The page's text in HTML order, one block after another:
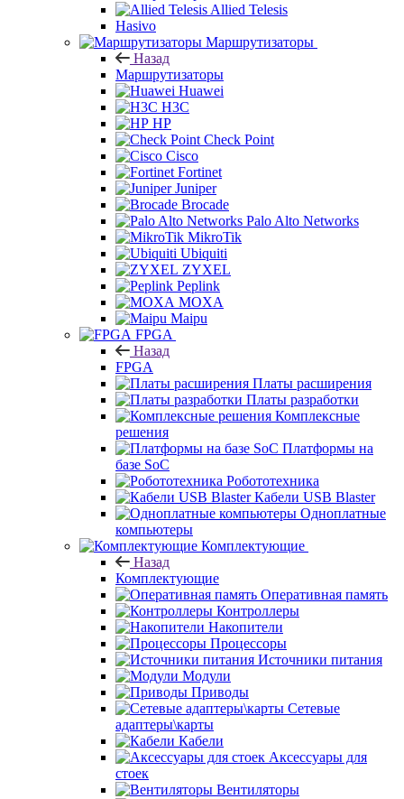
Allied Telesis
Hasivo
Маршрутизаторы
Назад
Маршрутизаторы
Huawei
H3C
HP
Check Point
Cisco
Fortinet
Juniper
Brocade
Palo Alto Networks
MikroTik
Ubiquiti
ZYXEL
Peplink
MOXA
Maipu
FPGA
Назад
FPGA
Платы расширения
Платы разработки
Комплексные
решения
Платформы на
базе SoC
Робототехника
Кабели USB Blaster
Одноплатные
компьютеры
Комплектующие
Назад
Комплектующие
Оперативная память
Контроллеры
Накопители
Процессоры
Источники питания
Модули
Приводы
Сетевые
адаптеры\карты
Кабели
Аксессуары для
стоек
Вентиляторы